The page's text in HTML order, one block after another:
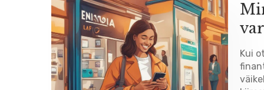
Kui